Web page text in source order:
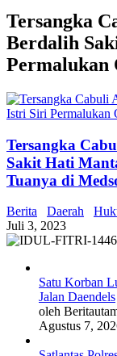
Tersangka
Berdalih
Permalukan
Tersangka
Sakit Hati
Tuanya di
Berita Daerah
Juli 3, 2023
Satu Korban
Jalan Daendels
oleh
Agustus 7,